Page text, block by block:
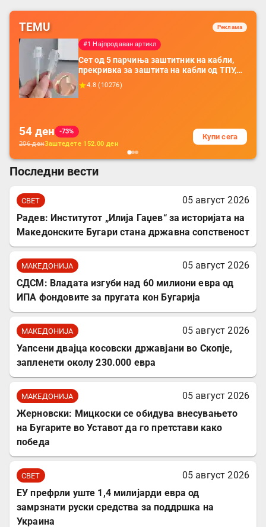
TEMU Реклама
#1 Најпродаван артикл
Сет од 5 парчиња заштитник на кабли,
прекривка за заштита на кабли од ТПУ,
додатоци за заштита на кабли, без
батерија, за мобилни телефони, комплет
4.8 ( 10276)
54 ден
-73%
206денЗаштедете 152.00 ден
Купи сега
Последни вести
СВЕТ
05 август 2026
Радев: Институтот „Илија Гаџев“ за историјата на
Македонските Бугари стана државна сопственост
МАКЕДОНИЈА
05 август 2026
СДСМ: Владата изгуби над 60 милиони евра од
ИПА фондовите за пругата кон Бугарија
МАКЕДОНИЈА
05 август 2026
Уапсени двајца косовски државјани во Скопје,
запленети околу 230.000 евра
МАКЕДОНИЈА
05 август 2026
Жерновски: Мицкоски се обидува внесувањето
на Бугарите во Уставот да го претстави како
победа
СВЕТ
05 август 2026
ЕУ префрли уште 1,4 милијарди евра од
замрзнати руски средства за поддршка на
Украина